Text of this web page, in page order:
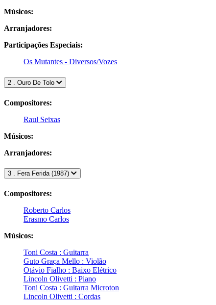
Músicos:
Arranjadores:
Participações Especiais:
Os Mutantes - Diversos/Vozes
2 . Ouro De Tolo
Compositores:
Raul Seixas
Músicos:
Arranjadores:
3 . Fera Ferida (1987)
Compositores:
Roberto Carlos
Erasmo Carlos
Músicos:
Toni Costa : Guitarra
Guto Graça Mello : Violão
Otávio Fialho : Baixo Elétrico
Lincoln Olivetti : Piano
Toni Costa : Guitarra Microton
Lincoln Olivetti : Cordas